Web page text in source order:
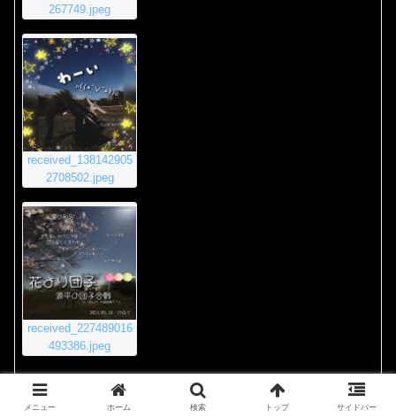
267749.jpeg
received_138142905
2708502.jpeg
received_227489016
493386.jpeg
2020年11月23日 8:55 PM #4011
メニュー ホーム 検索 トップ サイドバー